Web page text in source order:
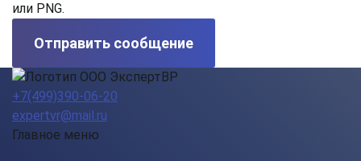
или PNG.
Отправить сообщение
+7(499)390-06-20
expertvr@mail.ru
Главное меню